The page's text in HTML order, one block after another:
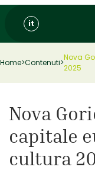
it
Home>Contenuti>
Nova
2025
Nova
capitale
cultura